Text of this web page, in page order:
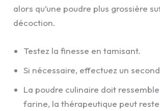
alors qu’une poudre plus grossière
décoction.
Testez la finesse en tamisant.
Si nécessaire, effectuez un
La poudre culinaire doit
farine, la thérapeutique peut